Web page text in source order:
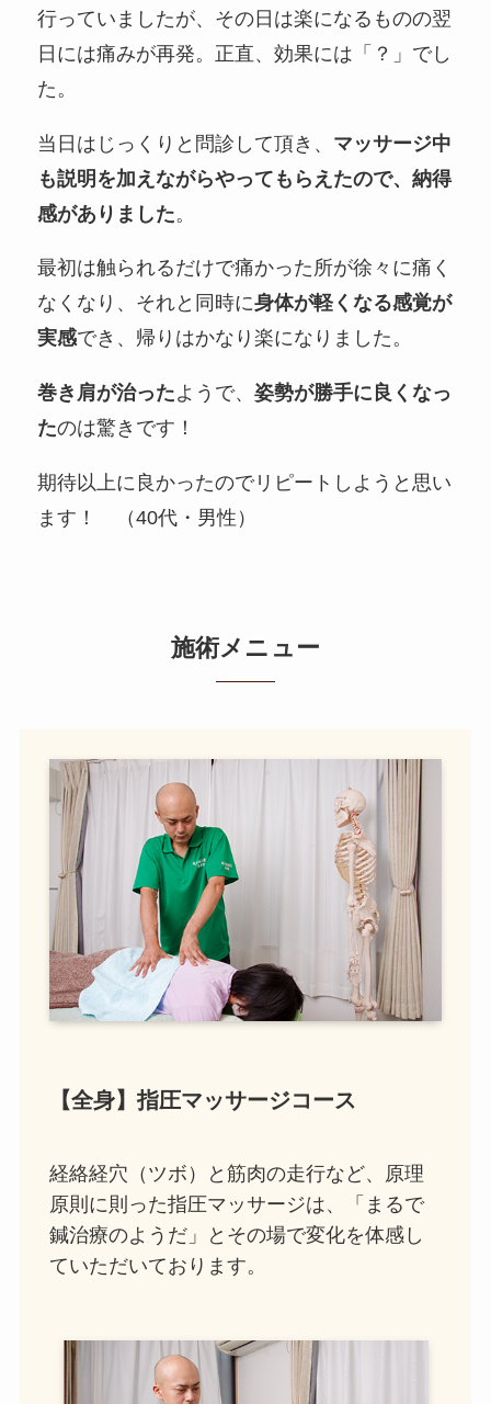
行っていましたが、その日は楽になるものの翌
日には痛みが再発。正直、効果には「？」でし
た。
当日はじっくりと問診して頂き、 マッサージ中
も説明を加えながらやってもらえたので、納得
感がありました。
最初は触られるだけで痛かった所が徐々に痛く
なくなり、それと同時に身体が軽くなる感覚が
実感でき、帰りはかなり楽になりました。
巻き肩が治ったようで、姿勢が勝手に良くなっ
たのは驚きです！
期待以上に良かったのでリピートしようと思い
ます！ （40代・男性）
施術メニュー
【全身】指圧マッサージコース
経絡経穴（ツボ）と筋肉の走行など、原理
原則に則った指圧マッサージは、「まるで
鍼治療のようだ」とその場で変化を体感し
ていただいております。